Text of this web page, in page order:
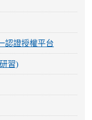
認證授權平台
習)